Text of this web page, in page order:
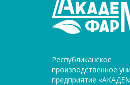
Республиканское
производственное
предприятие